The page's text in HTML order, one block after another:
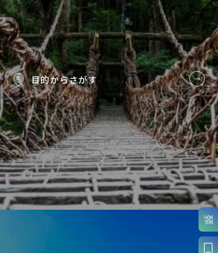
目的からさがす